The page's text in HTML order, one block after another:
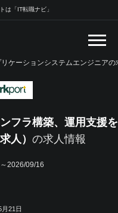
は「IT転職ナビ」
リケーションシステムエンジニア
フラ構築、運用支援を
人） の求人情報
2026/09/16
21日